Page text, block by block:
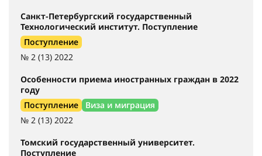
Санкт-Петербургский государственный
Технологический институт. Поступление
Поступление
№ 2 (13) 2022
Особенности приема иностранных граждан в 2022
году
Поступление
Виза и миграция
№ 2 (13) 2022
Томский государственный университет.
Поступление